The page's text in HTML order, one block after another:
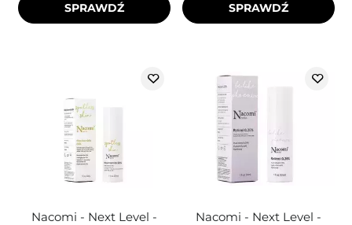
SPRAWDŹ SPRAWDŹ
Nacomi - Next Level -
Nacomi - Next Level -